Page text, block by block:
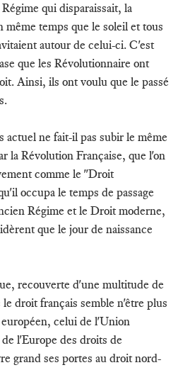
qui disparaissait, la
même temps que le soleil et tous
autour de celui-ci. C'est
que les Révolutionnaire ont
Ainsi, ils ont voulu que le passé
actuel ne fait-il pas subir le même
la Révolution Française, que l'on
comme le "Droit
occupa le temps de passage
Régime et le Droit moderne,
que le jour de naissance
recouverte d'une multitude de
droit français semble n'être plus
celui de l'Union
l'Europe des droits de
grand ses portes au droit nord-